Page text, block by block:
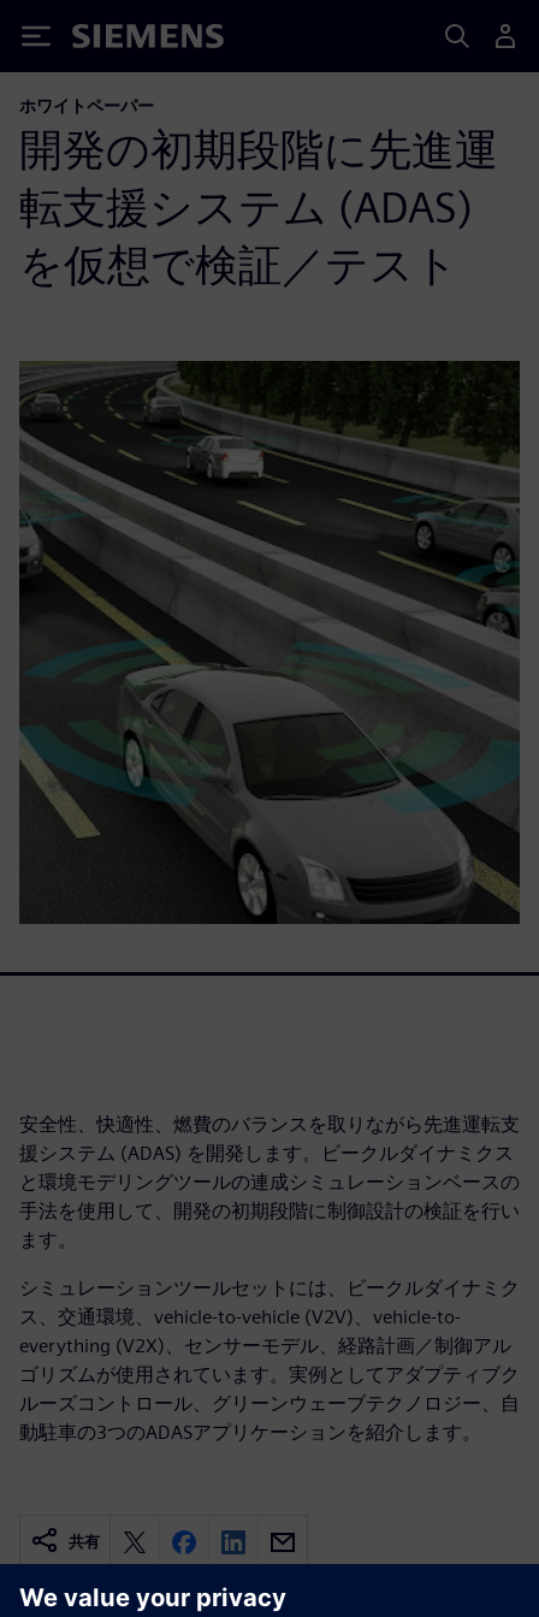
Siemens
ホワイトペーパー
開発の初期段階に先進運
転支援システム (ADAS)
を仮想で検証／テスト
安全性、快適性、燃費のバランスを取りながら先進運転支
援システム (ADAS) を開発します。ビークルダイナミクス
と環境モデリングツールの連成シミュレーションベースの
手法を使用して、開発の初期段階に制御設計の検証を行い
ます。
シミュレーションツールセットには、ビークルダイナミク
ス、交通環境、vehicle-to-vehicle (V2V)、vehicle-to-
everything (V2X)、センサーモデル、経路計画／制御アル
ゴリズムが使用されています。実例としてアダプティブク
ルーズコントロール、グリーンウェーブテクノロジー、自
動駐車の3つのADASアプリケーションを紹介します。
共有